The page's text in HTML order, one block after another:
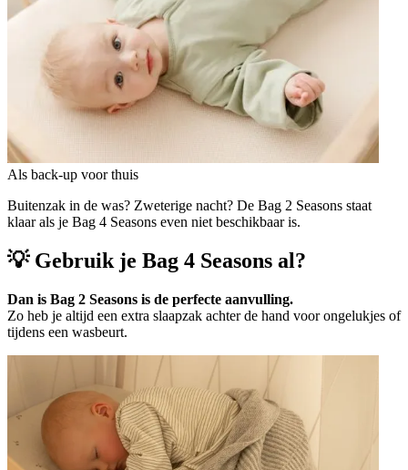
Als back-up voor thuis
Buitenzak in de was? Zweterige nacht? De Bag 2 Seasons staat
klaar als je Bag 4 Seasons even niet beschikbaar is.
💡 Gebruik je Bag 4 Seasons al?
Dan is Bag 2 Seasons is de perfecte aanvulling.
Zo heb je altijd een extra slaapzak achter de hand voor ongelukjes of
tijdens een wasbeurt.